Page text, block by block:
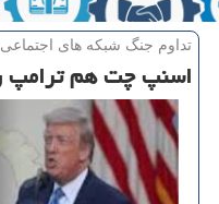
تداوم جنگ شبكه های
اسنپ چت هم ترامپ